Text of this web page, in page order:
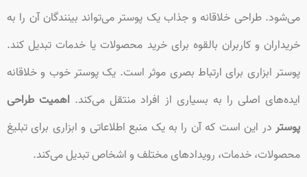
می‌شود. طراحی خلاقانه و جذاب یک پوستر می‌تواند بینندگان آن را به
خریداران و کاربران بالقوه برای خرید محصولات یا خدمات تبدیل کند.
پوستر ابزاری برای ارتباط بصری موثر است. یک پوستر خوب و خلاقانه
ایده‌های اصلی را به بسیاری از افراد منتقل می‌کند. اهمیت طراحی
پوستر در این است که آن را به یک منبع اطلاعاتی و ابزاری برای تبلیغ
محصولات، خدمات، رویدادهای مختلف و اشخاص تبدیل می‌کند.